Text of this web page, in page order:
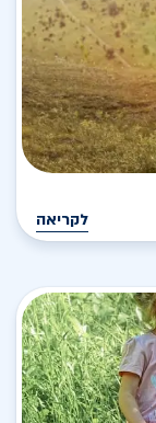
לקריאה